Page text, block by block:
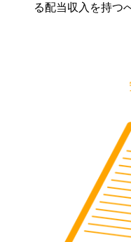
る配当収入を持つ